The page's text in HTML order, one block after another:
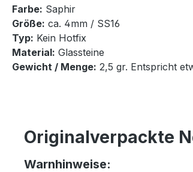
Farbe: Saphir
Größe: ca. 4mm / SS16
Typ: Kein Hotfix
Material: Glassteine
Gewicht / Menge: 2,5 gr. Entspricht
Originalverpackte
Warnhinweise: